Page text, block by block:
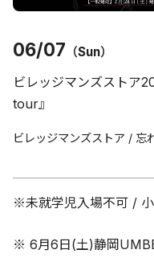
06/07 （Sun）
ビレッジマンズストア
tour』
ビレッジマンズストア / 忘
※未就学児入場不可 /
※ 6月6日(土)静岡